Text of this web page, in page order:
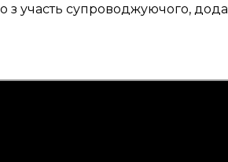
з участь супроводжуючого,